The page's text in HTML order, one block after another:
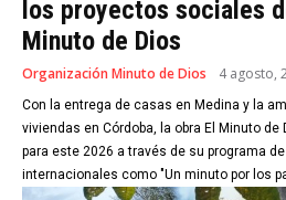
los proyectos sociales
Minuto de Dios
Organización Minuto de Dios 4 agosto,
Con la entrega de casas en Medina y la
viviendas en Córdoba, la obra El Minuto de
para este 2026 a través de su programa
internacionales como "Un minuto por los